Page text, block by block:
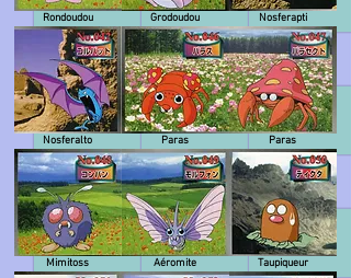
Rondoudou
Nosferalto
Mimitoss
Grodoudou
Paras
Aéromite
Nosferapti
Paras
Taupiqueur